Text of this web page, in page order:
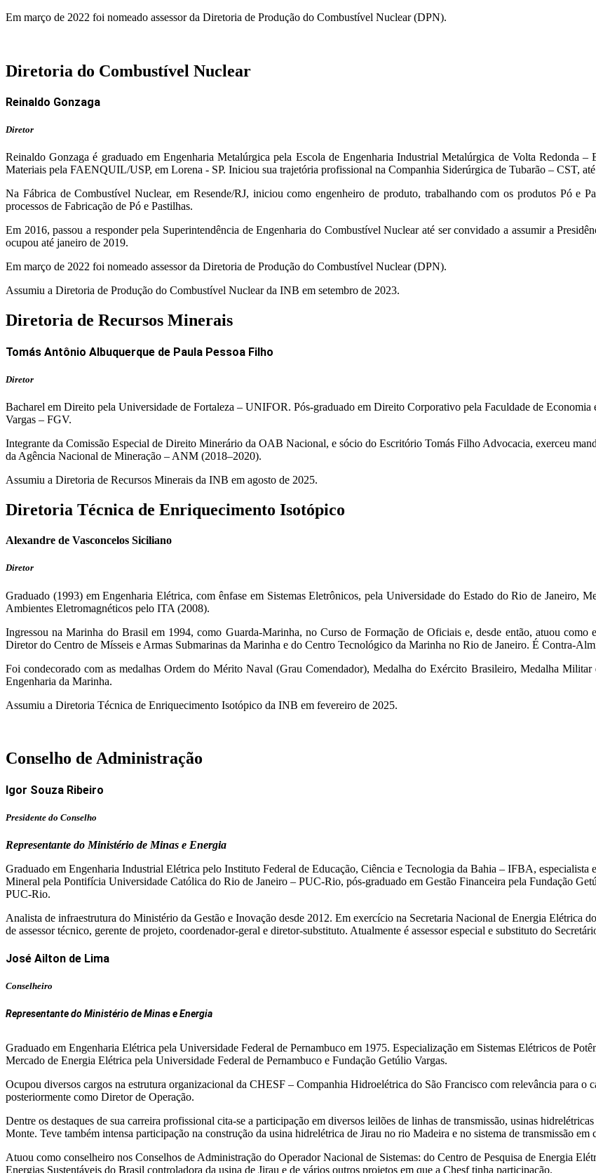
Em março de 2022 foi nomeado assessor da Diretoria de Produção do Combustível Nuclear (DPN).
Diretoria do Combustível Nuclear
Reinaldo Gonzaga
Diretor
Reinaldo Gonzaga é graduado em Engenharia Metalúrgica pela Escola de Engenharia Industrial Metalúrgica de Volta Redonda
Materiais pela FAENQUIL/USP, em Lorena - SP. Iniciou sua trajetória profissional na Companhia Siderúrgica de Tubarão – CST,
Na Fábrica de Combustível Nuclear, em Resende/RJ, iniciou como engenheiro de produto, trabalhando com os produtos Pó e
processos de Fabricação de Pó e Pastilhas.
Em 2016, passou a responder pela Superintendência de Engenharia do Combustível Nuclear até ser convidado a assumir a
ocupou até janeiro de 2019.
Em março de 2022 foi nomeado assessor da Diretoria de Produção do Combustível Nuclear (DPN).
Assumiu a Diretoria de Produção do Combustível Nuclear da INB em setembro de 2023.
Diretoria de Recursos Minerais
Tomás Antônio Albuquerque de Paula Pessoa Filho
Diretor
Bacharel em Direito pela Universidade de Fortaleza – UNIFOR. Pós-graduado em Direito Corporativo pela Faculdade de
Vargas – FGV.
Integrante da Comissão Especial de Direito Minerário da OAB Nacional, e sócio do Escritório Tomás Filho Advocacia, exerceu
da Agência Nacional de Mineração – ANM (2018–2020).
Assumiu a Diretoria de Recursos Minerais da INB em agosto de 2025.
Diretoria Técnica de Enriquecimento Isotópico
Alexandre de Vasconcelos Siciliano
Diretor
Graduado (1993) em Engenharia Elétrica, com ênfase em Sistemas Eletrônicos, pela Universidade do Estado do Rio de Janeiro,
Ambientes Eletromagnéticos pelo ITA (2008).
Ingressou na Marinha do Brasil em 1994, como Guarda-Marinha, no Curso de Formação de Oficiais e, desde então, atuou como
Diretor do Centro de Mísseis e Armas Submarinas da Marinha e do Centro Tecnológico da Marinha no Rio de Janeiro. É Contra-
Foi condecorado com as medalhas Ordem do Mérito Naval (Grau Comendador), Medalha do Exército Brasileiro, Medalha
Engenharia da Marinha.
Assumiu a Diretoria Técnica de Enriquecimento Isotópico da INB em fevereiro de 2025.
Conselho de Administração
Igor Souza Ribeiro
Presidente do Conselho
Representante do Ministério de Minas e Energia
Graduado em Engenharia Industrial Elétrica pelo Instituto Federal de Educação, Ciência e Tecnologia da Bahia – IFBA, especialista
Mineral pela Pontifícia Universidade Católica do Rio de Janeiro – PUC-Rio, pós-graduado em Gestão Financeira pela Fundação
PUC-Rio.
Analista de infraestrutura do Ministério da Gestão e Inovação desde 2012. Em exercício na Secretaria Nacional de Energia Elétrica
de assessor técnico, gerente de projeto, coordenador-geral e diretor-substituto. Atualmente é assessor especial e substituto do
José Ailton de Lima
Conselheiro
Representante do Ministério de Minas e Energia
Graduado em Engenharia Elétrica pela Universidade Federal de Pernambuco em 1975. Especialização em Sistemas Elétricos de
Mercado de Energia Elétrica pela Universidade Federal de Pernambuco e Fundação Getúlio Vargas.
Ocupou diversos cargos na estrutura organizacional da CHESF – Companhia Hidroelétrica do São Francisco com relevância para o
posteriormente como Diretor de Operação.
Dentre os destaques de sua carreira profissional cita-se a participação em diversos leilões de linhas de transmissão, usinas
Monte. Teve também intensa participação na construção da usina hidrelétrica de Jirau no rio Madeira e no sistema de transmissão
Atuou como conselheiro nos Conselhos de Administração do Operador Nacional de Sistemas: do Centro de Pesquisa de Energia
Energias Sustentáveis do Brasil controladora da usina de Jirau e de vários outros projetos em que a Chesf tinha participação.